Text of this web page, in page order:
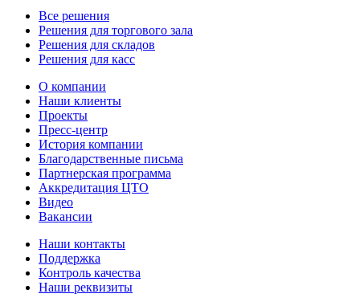
Все решения
Решения для торгового зала
Решения для складов
Решения для касс
О компании
Наши клиенты
Проекты
Пресс-центр
История компании
Благодарственные письма
Партнерская программа
Аккредитация ЦТО
Видео
Вакансии
Наши контакты
Поддержка
Контроль качества
Наши реквизиты